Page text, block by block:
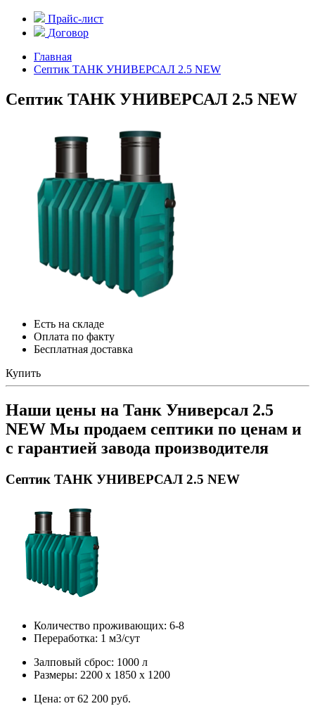
Прайс-лист
Договор
Главная
Септик ТАНК УНИВЕРСАЛ 2.5 NEW
Септик ТАНК УНИВЕРСАЛ 2.5 NEW
Есть на складе
Оплата по факту
Бесплатная доставка
Купить
Наши цены на Танк Универсал 2.5
NEW Мы продаем септики по ценам и
с гарантией завода производителя
Септик ТАНК УНИВЕРСАЛ 2.5 NEW
Количество проживающих: 6-8
Переработка: 1 м3/сут
Залповый сброс: 1000 л
Размеры: 2200 х 1850 х 1200
Цена: от 62 200 руб.